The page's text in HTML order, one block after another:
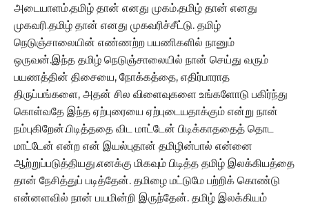
அடையாளம்.தமிழ் தான் எனது முகம்.தமிழ் தான் எனது
முகவரி.தமிழ் தான் எனது முகவரிச்சீட்டு. தமிழ்
நெடுஞ்சாலையின் எண்ணற்ற பயணிகளில் நானும்
ஒருவன்.இந்த தமிழ் நெடுஞ்சாலையில் நான் செய்து வரும்
பயணத்தின் திசையை, நோக்கத்தை, எதிர்பாராத
திருப்பங்களை, அதன் சில விளைவுகளை உங்களோடு பகிர்ந்து
கொள்வதே இந்த ஏற்புரையை ஏற்புடையதாக்கும் என்று நான்
நம்புகிறேன்.பிடித்ததை விட மாட்டேன் பிடிக்காததைத் தொட
மாட்டேன் என்ற என் இயல்புதான் தமிழின்பால் என்னை
ஆற்றுப்படுத்தியது.எனக்கு மிகவும் பிடித்த தமிழ் இலக்கியத்தை
தான் நேசித்துப் படித்தேன். தமிழை மட்டுமே பற்றிக் கொண்டு
என்னளவில் நான் பயமின்றி இருந்தேன். தமிழ் இலக்கியம்